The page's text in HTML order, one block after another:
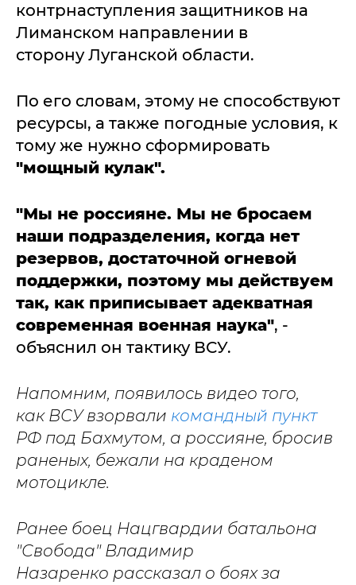
контрнаступления защитников на
Лиманском направлении в
сторону Луганской области.
По его словам, этому не способствуют
ресурсы, а также погодные условия, к
тому же нужно сформировать
"мощный кулак".
"Мы не россияне. Мы не бросаем
наши подразделения, когда нет
резервов, достаточной огневой
поддержки, поэтому мы действуем
так, как приписывает адекватная
современная военная наука", -
объяснил он тактику ВСУ.
Напомним, появилось видео того,
как ВСУ взорвали командный пункт
РФ под Бахмутом, а россияне, бросив
раненых, бежали на краденом
мотоцикле.
Ранее боец Нацгвардии батальона
"Свобода" Владимир
Назаренко рассказал о боях за